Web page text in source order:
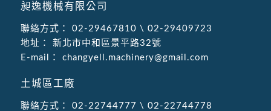
昶逸機械有限公司
聯絡方式： 02-29467810 \ 02-29409723
地址：
新北市中和區景平路32號
E-mail：
changyell.machinery@gmail.com
土城區工廠
聯絡方式： 02-22744777 \ 02-22744778